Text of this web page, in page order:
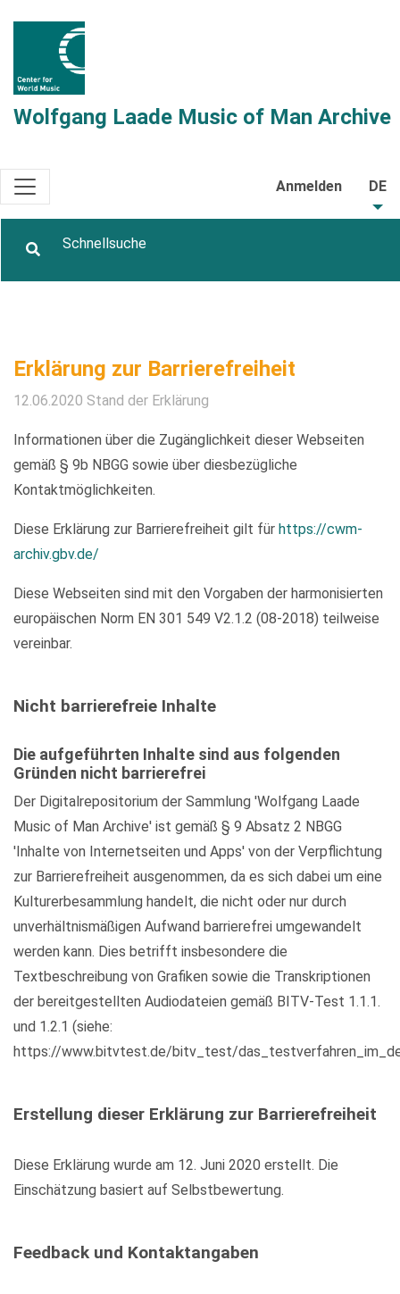
Wolfgang Laade Music of Man Archive
Anmelden DE
Erklärung zur Barrierefreiheit
12.06.2020 Stand der Erklärung
Informationen über die Zugänglichkeit dieser Webseiten
gemäß § 9b NBGG sowie über diesbezügliche
Kontaktmöglichkeiten.
Diese Erklärung zur Barrierefreiheit gilt für https://cwm-
archiv.gbv.de/
Diese Webseiten sind mit den Vorgaben der harmonisierten
europäischen Norm EN 301 549 V2.1.2 (08-2018) teilweise
vereinbar.
Nicht barrierefreie Inhalte
Die aufgeführten Inhalte sind aus folgenden
Gründen nicht barrierefrei
Der Digitalrepositorium der Sammlung 'Wolfgang Laade
Music of Man Archive' ist gemäß § 9 Absatz 2 NBGG
'Inhalte von Internetseiten und Apps' von der Verpflichtung
zur Barrierefreiheit ausgenommen, da es sich dabei um eine
Kulturerbesammlung handelt, die nicht oder nur durch
unverhältnismäßigen Aufwand barrierefrei umgewandelt
werden kann. Dies betrifft insbesondere die
Textbeschreibung von Grafiken sowie die Transkriptionen
der bereitgestellten Audiodateien gemäß BITV-Test 1.1.1.
und 1.2.1 (siehe:
https://www.bitvtest.de/bitv_test/
Erstellung dieser Erklärung zur Barrierefreiheit
Diese Erklärung wurde am 12. Juni 2020 erstellt. Die
Einschätzung basiert auf Selbstbewertung.
Feedback und Kontaktangaben